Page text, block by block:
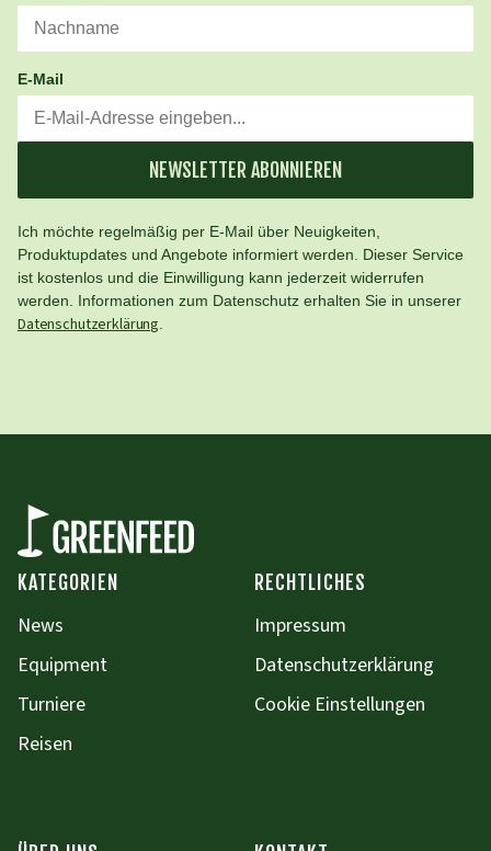
E-Mail
NEWSLETTER ABONNIEREN
Ich möchte regelmäßig per E-Mail über Neuigkeiten,
Produktupdates und Angebote informiert werden. Dieser Service
ist kostenlos und die Einwilligung kann jederzeit widerrufen
werden. Informationen zum Datenschutz erhalten Sie in unserer
Datenschutzerklärung
KATEGORIEN
News
Equipment
Turniere
Reisen
RECHTLICHES
Impressum
Datenschutzerklärung
Cookie Einstellungen